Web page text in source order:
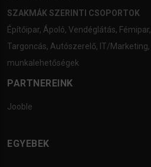
SZAKMÁK SZERINTI CSOPORTOK
Építőipar, Ápoló, Vendéglátás, Fémipar,
Targoncás, Autószerelő, IT/Marketing,
munkalehetőségek
PARTNEREINK
Jooble
EGYEBEK